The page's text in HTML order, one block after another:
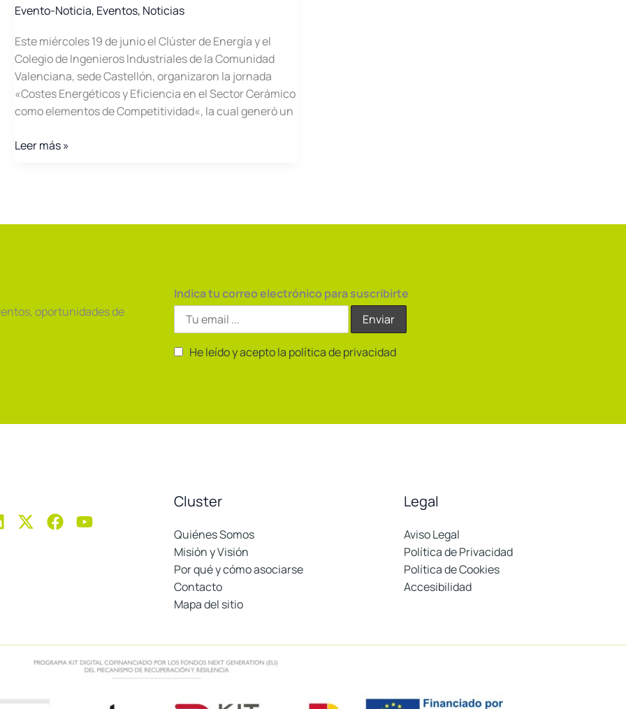
Evento-Noticia, Eventos, Noticias
Este miércoles 19 de junio el Clúster de Energía y el
Colegio de Ingenieros Industriales de la Comunidad
Valenciana, sede Castellón, organizaron la jornada
«Costes Energéticos y Eficiencia en el Sector Cerámico
como elementos de Competitividad«, la cual generó un
Exitosa
Leer más »
oportunidades de
Indica tu correo electrónico para suscribirte
He leído y acepto la política de privacidad
Cluster
Quiénes Somos
Misión y Visión
Por qué y cómo asociarse
Contacto
Mapa del sitio
Legal
Aviso Legal
Política de Privacidad
Política de Cookies
Accesibilidad